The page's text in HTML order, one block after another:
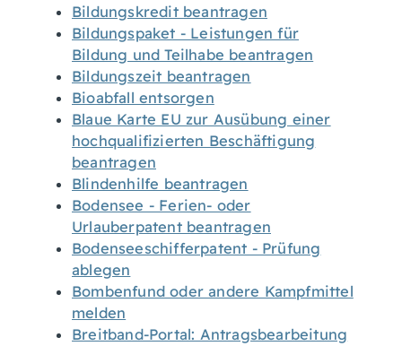
Bildungskredit beantragen
Bildungspaket - Leistungen für
Bildung und Teilhabe beantragen
Bildungszeit beantragen
Bioabfall entsorgen
Blaue Karte EU zur Ausübung einer
hochqualifizierten Beschäftigung
beantragen
Blindenhilfe beantragen
Bodensee - Ferien- oder
Urlauberpatent beantragen
Bodenseeschifferpatent - Prüfung
ablegen
Bombenfund oder andere Kampfmittel
melden
Breitband-Portal: Antragsbearbeitung